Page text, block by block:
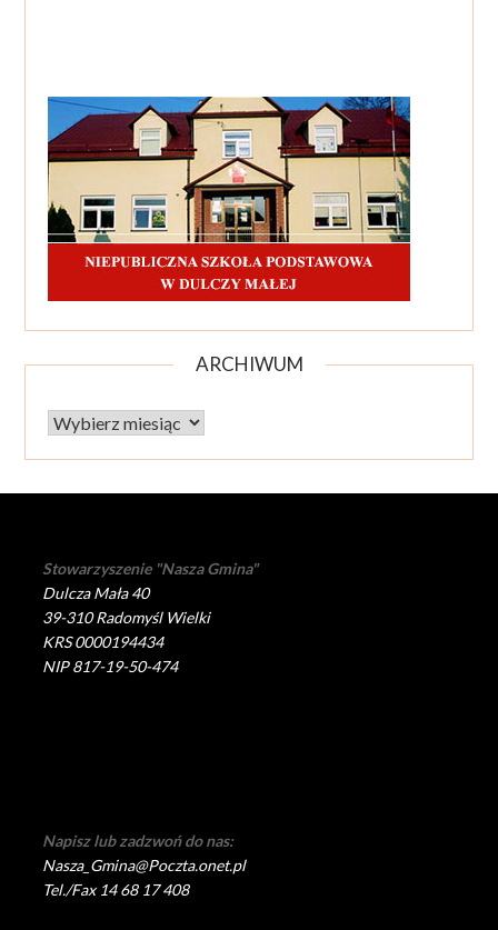
ARCHIWUM
Archiwum
Stowarzyszenie "Nasza Gmina"
Dulcza Mała 40
39-310 Radomyśl Wielki
KRS 0000194434
NIP 817-19-50-474
Napisz lub zadzwoń do nas:
Nasza_Gmina@Poczta.onet.pl
Tel./Fax 14 68 17 408